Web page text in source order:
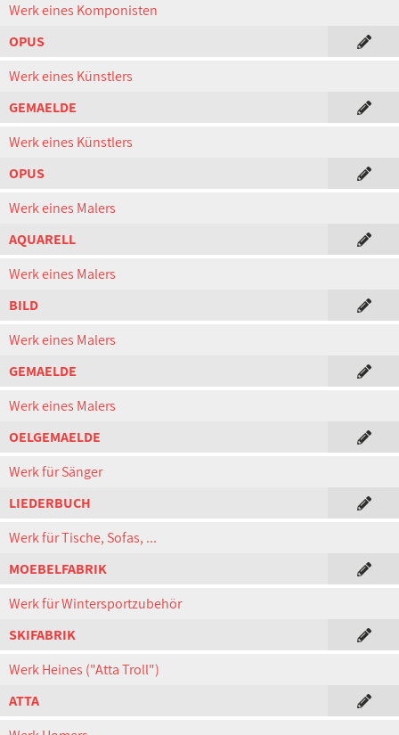
Werk eines Komponisten
OPUS
Werk eines Künstlers
GEMAELDE
Werk eines Künstlers
OPUS
Werk eines Malers
AQUARELL
Werk eines Malers
BILD
Werk eines Malers
GEMAELDE
Werk eines Malers
OELGEMAELDE
Werk für Sänger
LIEDERBUCH
Werk für Tische, Sofas, ...
MOEBELFABRIK
Werk für Wintersportzubehör
SKIFABRIK
Werk Heines ("Atta Troll")
ATTA